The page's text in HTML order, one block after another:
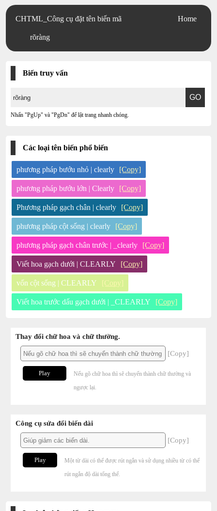
CHTML_Công cụ đặt tên biến mã
rõràng
Home
Biến truy vấn
Nhấn "PgUp" và "PgDn" để lật trang nhanh chóng.
Các loại tên biến phổ biến
phương pháp bướu nhỏ | clearly [Copy]
phương pháp bướu lớn | Clearly [Copy]
Phương pháp gạch chân | clearly [Copy]
phương pháp cột sống | clearly [Copy]
phương pháp gạch chân trước | _clearly [Copy]
Viết hoa gạch dưới | CLEARLY [Copy]
vốn cột sống | CLEARLY [Copy]
Viết hoa trước dấu gạch dưới | _CLEARLY [Copy]
Thay đổi chữ hoa và chữ thường.
[Copy]
Play
Nếu gõ chữ hoa thì sẽ chuyển thành chữ thường và
ngược lại.
Công cụ sửa đổi biến dài
[Copy]
Play
Một từ dài có thể được rút ngắn và sử dụng nhiều từ có thể
rút ngắn độ dài tổng thể.